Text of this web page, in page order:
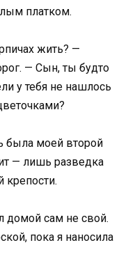
платком.
жить? —
— Сын, ты будто
у тебя не нашлось
была моей второй
— лишь разведка
крепости.
домой сам не свой.
пока я наносила